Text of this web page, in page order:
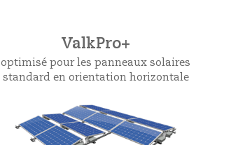
ValkPro+
optimisé pour les panneaux solaires
standard en orientation horizontale